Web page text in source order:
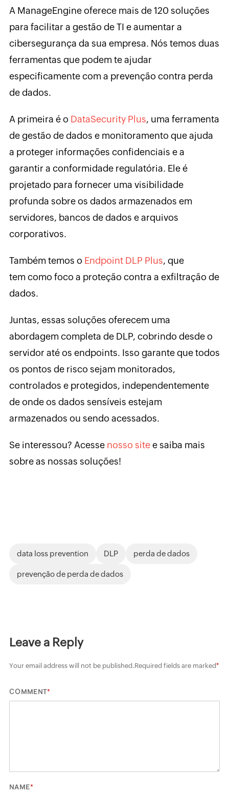
A ManageEngine oferece mais de 120 soluções
para facilitar a gestão de TI e aumentar a
cibersegurança da sua empresa. Nós temos duas
ferramentas que podem te ajudar
especificamente com a prevenção contra perda
de dados.
A primeira é o DataSecurity Plus, uma ferramenta
de gestão de dados e monitoramento que ajuda
a proteger informações confidenciais e a
garantir a conformidade regulatória. Ele é
projetado para fornecer uma visibilidade
profunda sobre os dados armazenados em
servidores, bancos de dados e arquivos
corporativos.
Também temos o Endpoint DLP Plus, que
tem como foco a proteção contra a exfiltração de
dados.
Juntas, essas soluções oferecem uma
abordagem completa de DLP, cobrindo desde o
servidor até os endpoints. Isso garante que todos
os pontos de risco sejam monitorados,
controlados e protegidos, independentemente
de onde os dados sensíveis estejam
armazenados ou sendo acessados.
Se interessou? Acesse nosso sitee saiba mais
sobre as nossas soluções!
data loss prevention DLP perda de dados
prevenção de perda de dados
Leave a Reply
Your email address will not be published.Required fields are marked*
COMMENT*
NAME*